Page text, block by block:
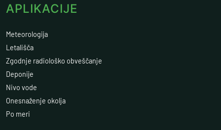
APLIKACIJE
Meteorologija
Letališča
Zgodnje radiološko obveščanje
Deponije
Nivo vode
Onesnaženje okolja
Po meri